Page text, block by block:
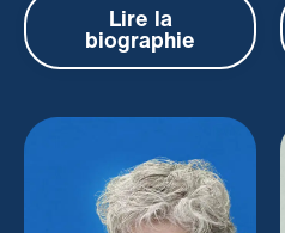
Lire la
biographie